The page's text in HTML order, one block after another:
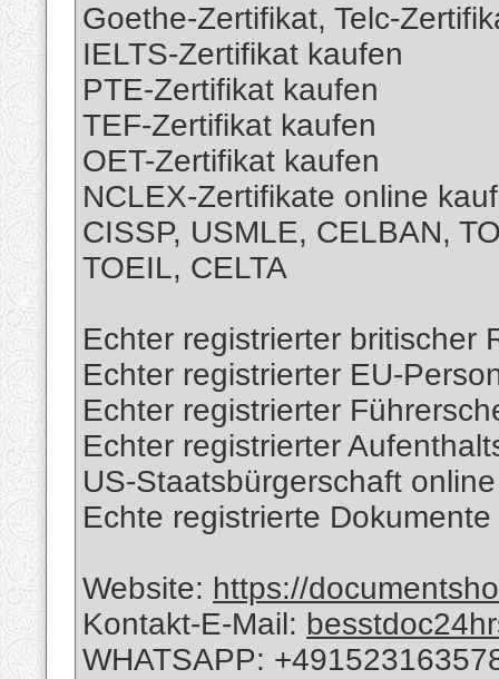
Goethe-Zertifikat, Telc-
IELTS-Zertifikat kaufen
PTE-Zertifikat kaufen
TEF-Zertifikat kaufen
OET-Zertifikat kaufen
NCLEX-Zertifikate online
CISSP, USMLE, CELBAN,
TOEIL, CELTA
Echter registrierter britischer
Echter registrierter EU-
Echter registrierter
Echter registrierter
US-Staatsbürgerschaft
Echte registrierte
Website: https://
Kontakt-E-Mail:
WHATSAPP: